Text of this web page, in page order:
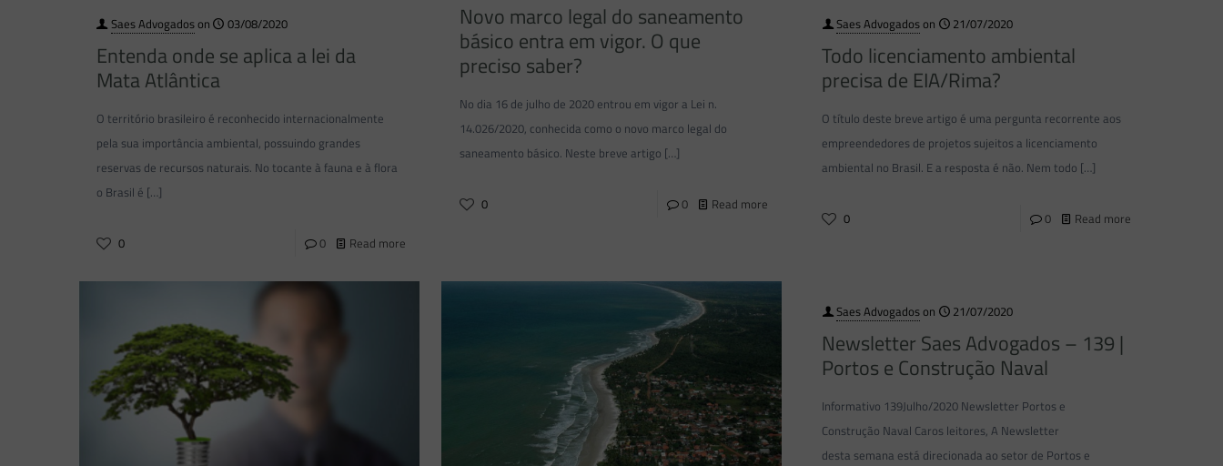
Saes Advogadoson 03/08/2020
Entenda onde se aplica a lei da
Mata Atlântica
O território brasileiro é reconhecido internacionalmente
pela sua importância ambiental, possuindo grandes
reservas de recursos naturais. No tocante à fauna e à flora
o Brasil é […]
0 0 Read more
Novo marco legal do saneamento
básico entra em vigor. O que
preciso saber?
No dia 16 de julho de 2020 entrou em vigor a Lei n.
14.026/2020, conhecida como o novo marco legal do
saneamento básico. Neste breve artigo […]
0 0 Read more
Saes Advogadoson 21/07/2020
Todo licenciamento ambiental
precisa de EIA/Rima?
O título deste breve artigo é uma pergunta recorrente aos
empreendedores de projetos sujeitos a licenciamento
ambiental no Brasil. E a resposta é não. Nem todo […]
0 0 Read more
Saes Advogadoson 21/07/2020
Newsletter Saes Advogados – 139 |
Portos e Construção Naval
Informativo 139Julho/2020 Newsletter Portos e
Construção Naval Caros leitores, A Newsletter
desta semana está direcionada ao setor de Portos e